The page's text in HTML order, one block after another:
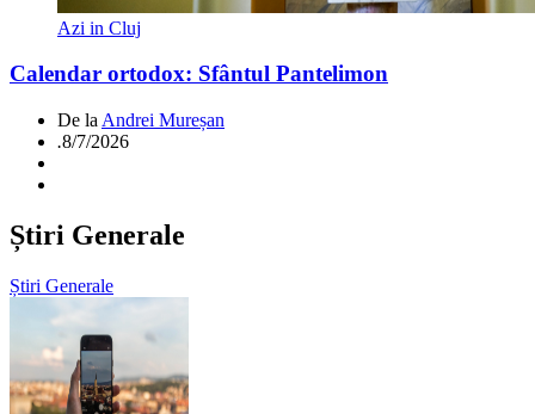
Azi in Cluj
Calendar ortodox: Sfântul Pantelimon
De la Andrei Mureșan
.8/7/2026
Știri Generale
Știri Generale